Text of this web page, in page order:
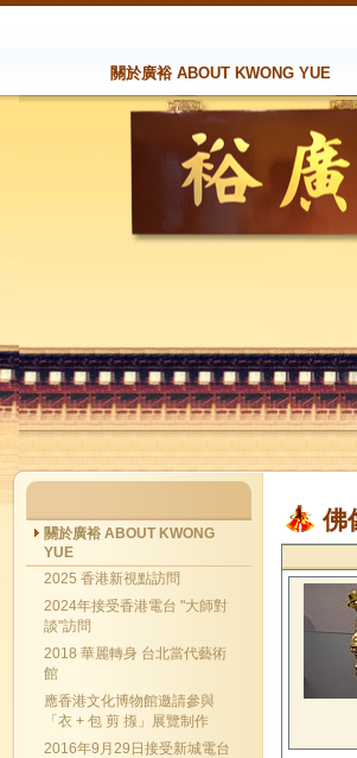
關於廣裕 ABOUT KWONG YUE
關於廣裕 ABOUT KWONG
YUE
2025 香港新視點訪問
2024年接受香港電台 "大師對
談"訪問
2018 華麗轉身 台北當代藝術
館
應香港文化博物館邀請參與
「衣 + 包 剪 揼」展覽制作
2016年9月29日接受新城電台
佛